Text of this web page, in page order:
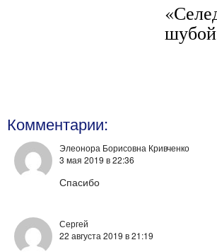
Комментарии:
Элеонора Борисовна Кривченко
3 мая 2019 в 22:36
Спасибо
Сергей
22 августа 2019 в 21:19